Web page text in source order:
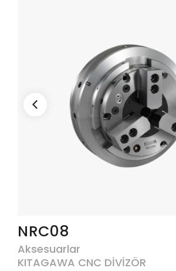
NRC08
Aksesuarlar
KITAGAWA CNC DİVİZÖR